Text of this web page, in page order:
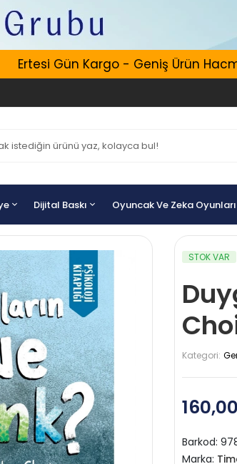
Ertesi Gün Kargo - Geniş Ürün Hacmi -
Dijital Baskı Oyuncak Ve Zeka Oyunları
STOK VAR
Kategori:
Barkod:
Marka: